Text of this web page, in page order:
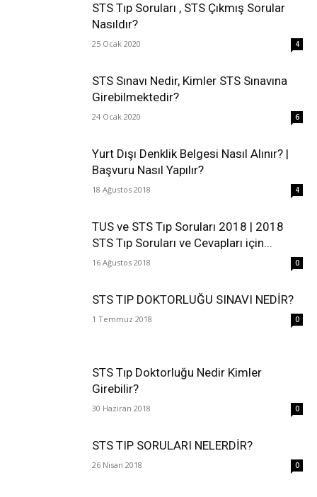
STS Tıp Soruları , STS Çıkmış Sorular
Nasıldır?
25 Ocak 2020 4
STS Sınavı Nedir, Kimler STS Sınavına
Girebilmektedir?
24 Ocak 2020 6
Yurt Dışı Denklik Belgesi Nasıl Alınır? |
Başvuru Nasıl Yapılır?
18 Ağustos 2018 4
TUS ve STS Tıp Soruları 2018 | 2018
STS Tıp Soruları ve Cevapları için...
16 Ağustos 2018 0
STS TIP DOKTORLUĞU SINAVI NEDİR?
1 Temmuz 2018 0
STS Tıp Doktorluğu Nedir Kimler
Girebilir?
30 Haziran 2018 0
STS TIP SORULARI NELERDİR?
26 Nisan 2018 0